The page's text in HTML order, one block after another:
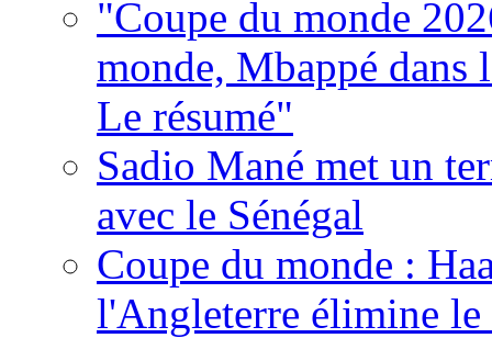
"Coupe du monde
monde, Mbappé dans
Le résumé"
Sadio Mané met un
avec le Sénégal
Coupe du monde :
l'Angleterre élimine